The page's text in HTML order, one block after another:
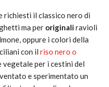
richiesti il classico nero di
ma per originaliravioli
oppure i colori della
con il riso nero o
vegetale per i cestini del
e sperimentato un